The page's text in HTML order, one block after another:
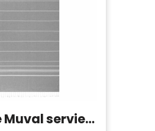
Sophie Muval serviette de hammam 180x90 cm, 140 gr/m²